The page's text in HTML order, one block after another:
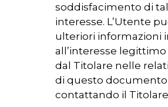
soddisfacimento di
interesse. L’Utente
ulteriori informazioni
all’interesse
dal Titolare nelle
di questo documento
contattando il